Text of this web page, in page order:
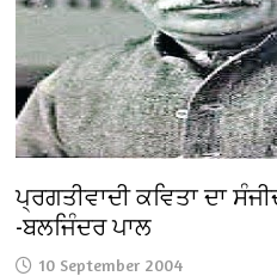
ਪ੍ਰਗਤੀਵਾਦੀ ਕਵਿਤਾ ਦਾ
-ਬਲਜਿੰਦਰ ਪਾਲ
10 September 2004